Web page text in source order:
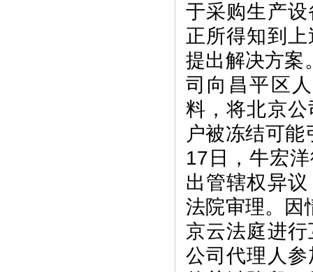
于采购生产
正所得知到
提出解决方案
司向昌平区
料，将北京
户被冻结可
17日，牛宏
出管辖权异
法院审理。因
京云法庭进
公司代理人